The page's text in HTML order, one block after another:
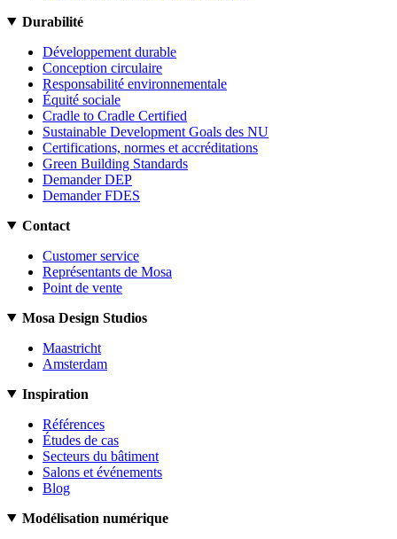
Durabilité
Développement durable
Conception circulaire
Responsabilité environnementale
Équité sociale
Cradle to Cradle Certified
Sustainable Development Goals des NU
Certifications, normes et accréditations
Green Building Standards
Demander DEP
Demander FDES
Contact
Customer service
Représentants de Mosa
Point de vente
Mosa Design Studios
Maastricht
Amsterdam
Inspiration
Références
Études de cas
Secteurs du bâtiment
Salons et événements
Blog
Modélisation numérique